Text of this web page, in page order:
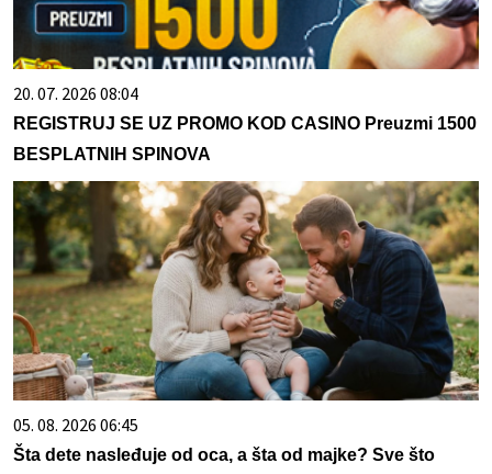
20. 07. 2026 08:04
REGISTRUJ SE UZ PROMO KOD CASINO Preuzmi 1500
BESPLATNIH SPINOVA
05. 08. 2026 06:45
Šta dete nasleđuje od oca, a šta od majke? Sve što